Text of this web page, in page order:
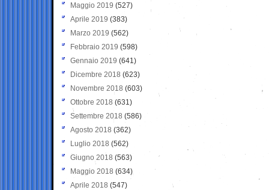
Maggio 2019 (527)
Aprile 2019 (383)
Marzo 2019 (562)
Febbraio 2019 (598)
Gennaio 2019 (641)
Dicembre 2018 (623)
Novembre 2018 (603)
Ottobre 2018 (631)
Settembre 2018 (586)
Agosto 2018 (362)
Luglio 2018 (562)
Giugno 2018 (563)
Maggio 2018 (634)
Aprile 2018 (547)